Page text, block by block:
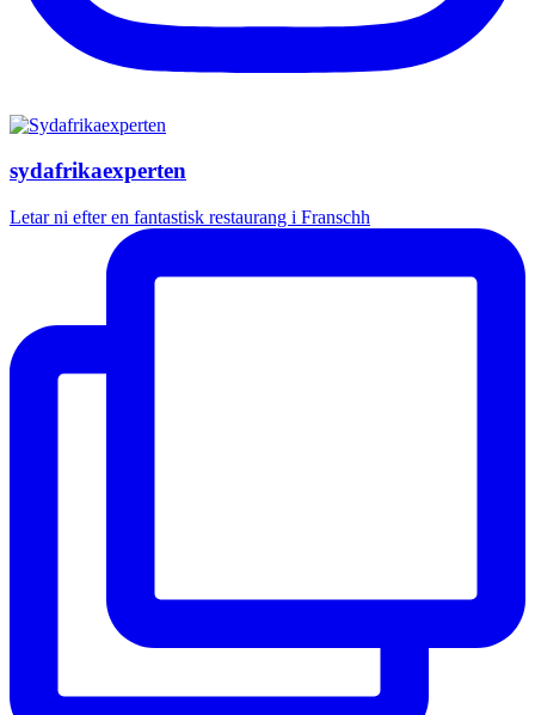
sydafrikaexperten
Letar ni efter en fantastisk restaurang i Franschh